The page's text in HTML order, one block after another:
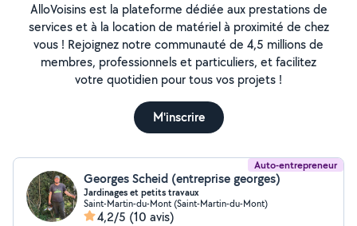
AlloVoisins est la plateforme dédiée aux prestations de
services et à la location de matériel à proximité de chez
vous ! Rejoignez notre communauté de 4,5 millions de
membres, professionnels et particuliers, et facilitez
votre quotidien pour tous vos projets !
M'inscrire
Auto-entrepreneur
Georges Scheid (entreprise georges)
Jardinages et petits travaux
Saint-Martin-du-Mont (Saint-Martin-du-Mont)
4,2/5 (10 avis)